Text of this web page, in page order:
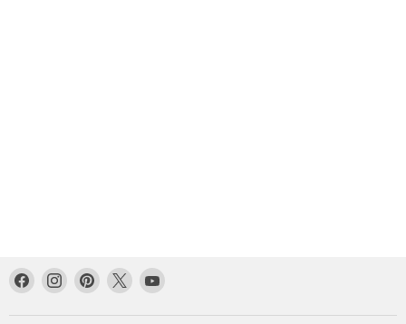
Facebook
見
Instagram
見
Pinterest
見
Twitter
で
見
YouTube
見